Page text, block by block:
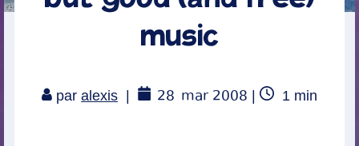
music
paralexis 28 mar 2008
Temps
1min